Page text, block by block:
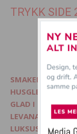
TRYKK SIDE
SMAKELIG -
HUSGLEDE.NO
GLAD I DYR? -
LEVANA.NO -